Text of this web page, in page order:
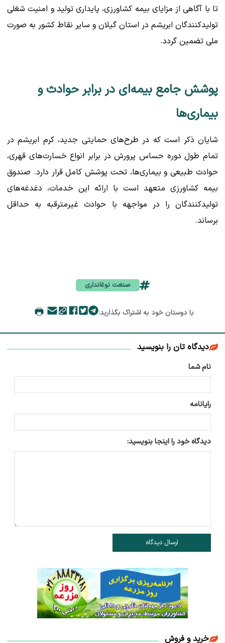
تا با آگاهی از مزایای بیمه کشاورزی، پایداری تولید و امنیت شغلی
تولیدکنندگان ابریشم در استان گیلان و سایر نقاط کشور به صورت
ملی تضمین گردد.
پوشش جامع بیمه‌ای در برابر حوادث و
بیماری‌ها
شایان ذکر است که در طرح‌های حمایتی جدید، کرم ابریشم در
تمام طول دوره حساس پرورش در برابر انواع خسارت‌های قهری،
حوادث طبیعی و بیماری‌ها، تحت پوشش کامل قرار دارد. صندوق
بیمه کشاورزی متعهد است با ارائه این خدمات، دغدغه‌های
تولیدکنندگان را در مواجهه با حوادث غیرمترقبه به حداقل
برساند.
صنعت نوغانداری
با دوستان خود به اشتراک بگذارید:
دیدگاه تان را بنویسید
نام شما
رایانامه
دیدگاه خود را اینجا بنویسید:
ارسال دیدگاه
خرید و فروش